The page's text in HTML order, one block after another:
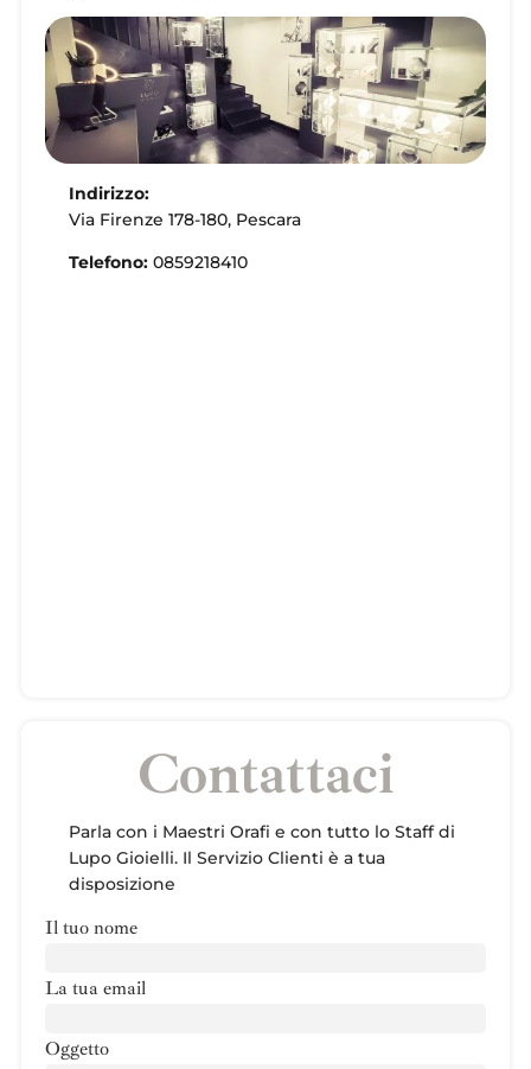
Indirizzo:
Via Firenze 178-180, Pescara
Telefono: 0859218410
Contattaci
Parla con i Maestri Orafi e con tutto lo Staff di
Lupo Gioielli. Il Servizio Clienti è a tua
disposizione
Il tuo nome
La tua email
Oggetto